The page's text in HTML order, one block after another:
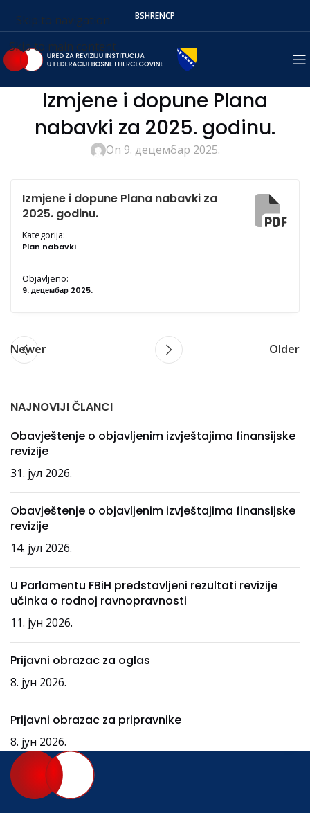
Skip to navigation
Skip to main content
BSHRENСР
Izmjene i dopune Plana
nabavki za 2025. godinu.
On 9. децембар 2025.
Izmjene i dopune Plana nabavki za
2025. godinu.
Kategorija:
Plan nabavki
Objavljeno:
9. децембар 2025.
Newer Older
NAJNOVIJI ČLANCI
Obavještenje o objavljenim izvještajima finansijske
revizije
31. јул 2026.
Obavještenje o objavljenim izvještajima finansijske
revizije
14. јул 2026.
U Parlamentu FBiH predstavljeni rezultati revizije
učinka o rodnoj ravnopravnosti
11. јун 2026.
Prijavni obrazac za oglas
8. јун 2026.
Prijavni obrazac za pripravnike
8. јун 2026.